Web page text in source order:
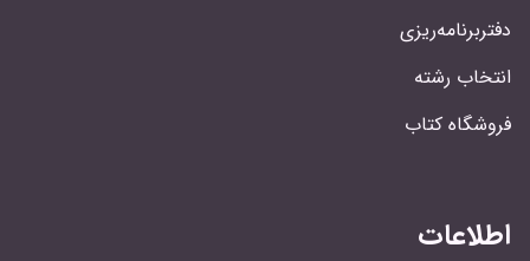
دفتربرنامه‌ریزی
انتخاب رشته
فروشگاه کتاب
اطلاعات